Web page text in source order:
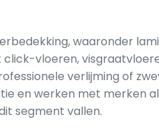
waaronder
vloeren,
verlijming of
en werken met merken
segment vallen.